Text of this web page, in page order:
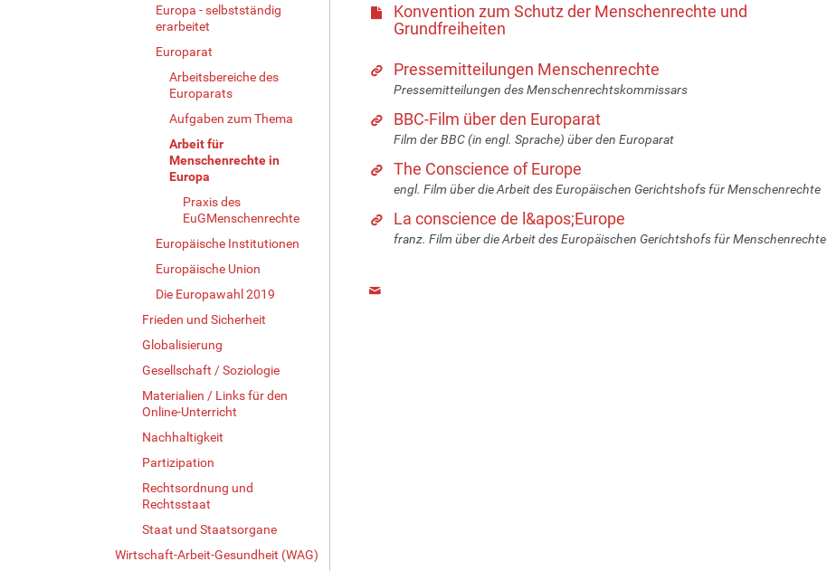
Europa - selbstständig
erarbeitet
Europarat
Arbeitsbereiche des
Europarats
Aufgaben zum Thema
Arbeit für
Menschenrechte in
Europa
Praxis des
EuGMenschenrechte
Europäische Institutionen
Europäische Union
Die Europawahl 2019
Frieden und Sicherheit
Globalisierung
Gesellschaft / Soziologie
Materialien / Links für den
Online-Unterricht
Nachhaltigkeit
Partizipation
Rechtsordnung und
Rechtsstaat
Staat und Staatsorgane
Wirtschaft-Arbeit-Gesundheit (WAG)
Konvention zum Schutz der Menschenrechte und
Grundfreiheiten
Pressemitteilungen Menschenrechte
Pressemitteilungen des Menschenrechtskommissars
BBC-Film über den Europarat
Film der BBC (in engl. Sprache) über den Europarat
The Conscience of Europe
engl. Film über die Arbeit des Europäischen Gerichtshofs für Menschenrechte
La conscience de l&apos;Europe
franz. Film über die Arbeit des Europäischen Gerichtshofs für Menschenrechte